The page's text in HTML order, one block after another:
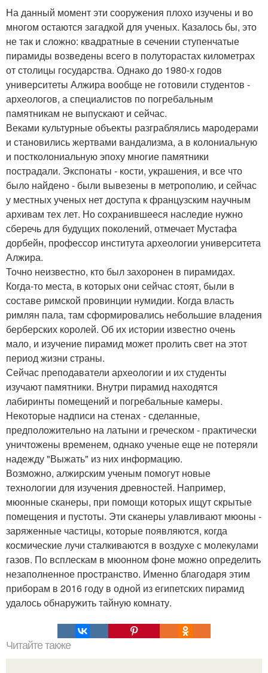
На данный момент эти сооружения плохо изучены и во
многом остаются загадкой для ученых. Казалось бы, это
не так и сложно: квадратные в сечении ступенчатые
пирамиды возведены всего в полуторастах километрах
от столицы государства. Однако до 1980-х годов
университеты Алжира вообще не готовили студентов -
археологов, а специалистов по погребальным
памятникам не выпускают и сейчас.
Веками культурные объекты разграблялись мародерами
и становились жертвами вандализма, а в колониальную
и постколониальную эпоху многие памятники
пострадали. Экспонаты - кости, украшения, и все что
было найдено - были вывезены в метрополию, и сейчас
у местных ученых нет доступа к французским научным
архивам тех лет. Но сохранившееся наследие нужно
сберечь для будущих поколений, отмечает Мустафа
дорбейн, профессор института археологии университета
Алжира.
Точно неизвестно, кто был захоронен в пирамидах.
Когда-то места, в которых они сейчас стоят, были в
составе римской провинции нумидии. Когда власть
римлян пала, там сформировались небольшие владения
берберских королей. Об их истории известно очень
мало, и изучение пирамид может пролить свет на этот
период жизни страны.
Сейчас преподаватели археологии и их студенты
изучают памятники. Внутри пирамид находятся
лабиринты помещений и погребальные камеры.
Некоторые надписи на стенах - сделанные,
предположительно на латыни и греческом - практически
уничтожены временем, однако ученые еще не потеряли
надежду "Выжать" из них информацию.
Возможно, алжирским ученым помогут новые
технологии для изучения древностей. Например,
мюонные сканеры, при помощи которых ищут скрытые
помещения и пустоты. Эти сканеры улавливают мюоны -
заряженные частицы, которые появляются, когда
космические лучи сталкиваются в воздухе с молекулами
газов. По всплескам в мюонном фоне можно определить
незаполненное пространство. Именно благодаря этим
приборам в 2016 году в одной из египетских пирамид
удалось обнаружить тайную комнату.
Читайте также